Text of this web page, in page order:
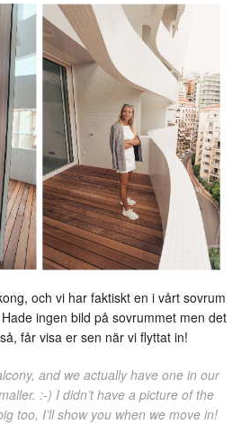
och vi har faktiskt en i vårt sovrum
ingen bild på sovrummet men det
får visa er sen när vi flyttat in!
and we actually have one in our
:-) I didn’t have a picture of the
too, I’ll show you when we move in!